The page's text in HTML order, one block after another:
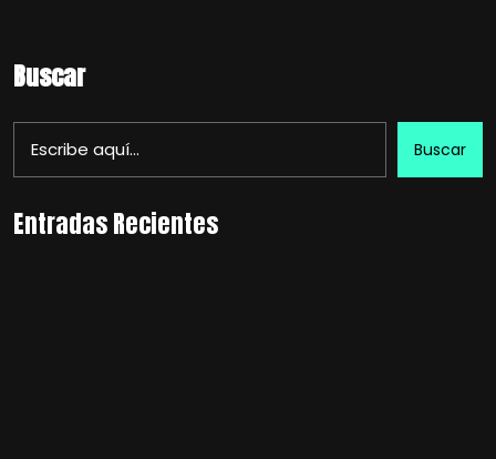
Buscar
Buscar
Entradas Recientes